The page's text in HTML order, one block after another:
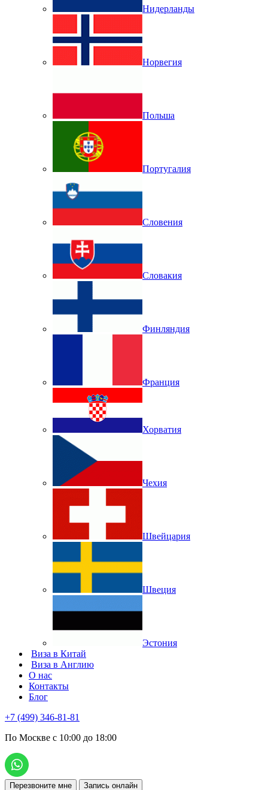
Нидерланды
Норвегия
Польша
Португалия
Словения
Словакия
Финляндия
Франция
Хорватия
Чехия
Швейцария
Швеция
Эстония
Виза в Китай
Виза в Англию
О нас
Контакты
Блог
+7 (499) 346-81-81
По Москве с 10:00 до 18:00
Перезвоните мне Запись онлайн